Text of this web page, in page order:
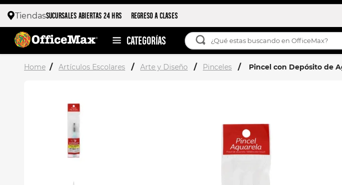
TiendasSUCURSALES ABIERTAS 24 HRS REGRESO A CLASES
¿Qué estas buscando en OfficeMax?
Artículos Escolares Arte y Diseño Pinceles Pincel con Depósito de
flores
mochilas